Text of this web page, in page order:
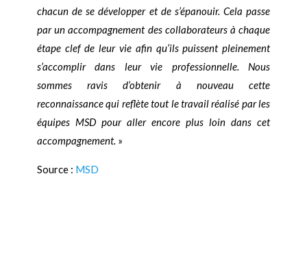
chacun de se développer et de s’épanouir. Cela passe
par un accompagnement des collaborateurs à chaque
étape clef de leur vie afin qu’ils puissent pleinement
s’accomplir dans leur vie professionnelle. Nous
sommes ravis d’obtenir à nouveau cette
reconnaissance qui reflète tout le travail réalisé par les
équipes MSD pour aller encore plus loin dans cet
accompagnement. »
Source : MSD